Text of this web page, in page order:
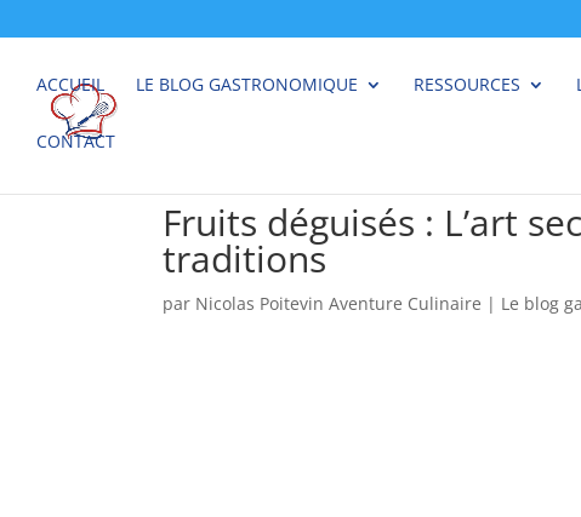
ACCUEIL LE BLOG GASTRONOMIQUE RESSOURCES
CONTACT
Fruits déguisés : L’art
traditions
par Nicolas Poitevin Aventure Culinaire | Le blog